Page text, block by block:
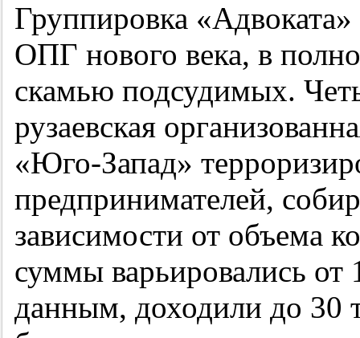
Группировка
ОПГ нового века, в
скамью подсудимых.
рузаевская
«Юго-Запад»
предпринимателей,
зависимости от объема
суммы варьировались
данным, доходили до 30